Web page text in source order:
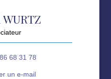
68 31 78
un e-mail